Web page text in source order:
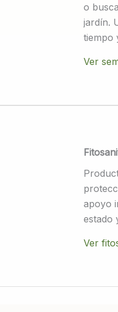
o
jardín.
tiempo
Ver
apoyo
estado
Ver